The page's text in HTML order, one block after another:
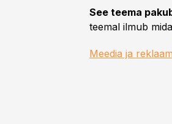
See teema
teemal ilmub
Meedia ja reklaam